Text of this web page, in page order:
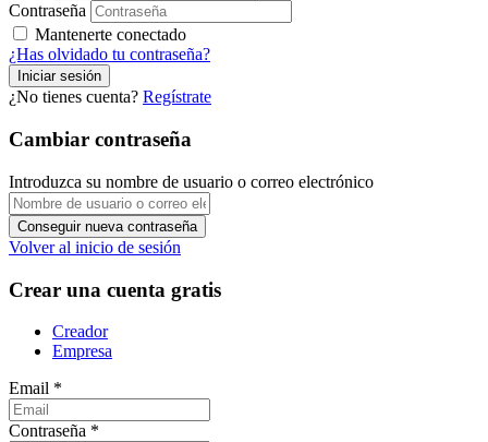
Contraseña
Mantenerte conectado
¿Has olvidado tu contraseña?
¿No tienes cuenta? Regístrate
Cambiar contraseña
Introduzca su nombre de usuario o correo electrónico
Volver al inicio de sesión
Crear una cuenta gratis
Creador
Empresa
Email *
Contraseña *